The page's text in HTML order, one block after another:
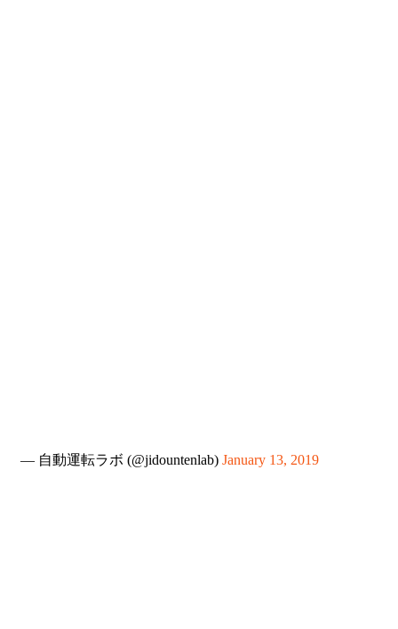
— 自動運転ラボ (@jidountenlab) January 13, 2019